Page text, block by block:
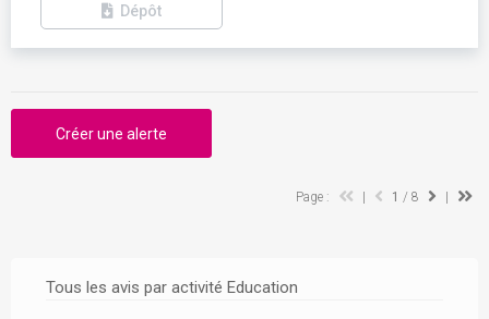
Tous les avis par activité Education
Dépôt
Créer une alerte
Page : 1 / 8